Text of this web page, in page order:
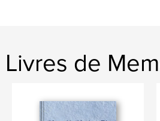
Livres de